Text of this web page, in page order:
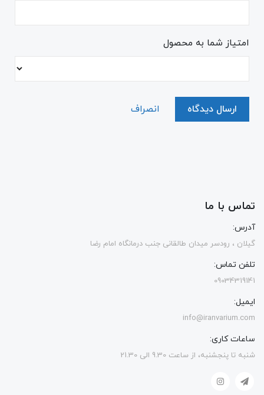
امتیاز شما به محصول
ارسال دیدگاه انصراف
تماس با ما
آدرس:
گیلان ، رودسر میدان طالقانی جنب درمانگاه امام رضا
تلفن تماس:
09034319141
ایمیل:
info@iranvarium.com
ساعات کاری:
شنبه تا پنجشنبه، از ساعت 9.30 الی 21.30